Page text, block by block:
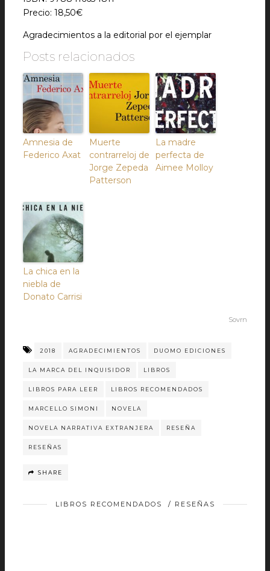
Precio: 18,50€
Agradecimientos a la editorial por el ejemplar
Posts relacionados
Amnesia de
Federico Axat
Muerte
contrarreloj de
Jorge Zepeda
Patterson
La madre
perfecta de
Aimee Molloy
La chica en la
niebla de
Donato Carrisi
Sovrn
2018 AGRADECIMIENTOS DUOMO EDICIONES
LA MARCA DEL INQUISIDOR LIBROS
LIBROS PARA LEER LIBROS RECOMENDADOS
MARCELLO SIMONI NOVELA
NOVELA NARRATIVA EXTRANJERA RESEÑA
RESEÑAS
SHARE
LIBROS RECOMENDADOS / RESEÑAS